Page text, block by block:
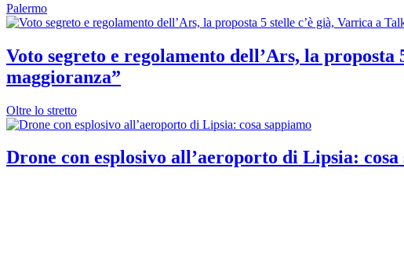
Palermo
Voto segreto e regolamento dell’Ars, la
maggioranza”
Oltre lo stretto
Drone con esplosivo all’aeroporto di Lipsia: cosa